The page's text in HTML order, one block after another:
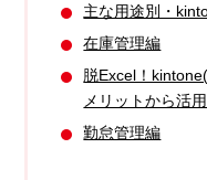
主な用途別・
在庫管理編
脱Excel！
メリットから活
勤怠管理編